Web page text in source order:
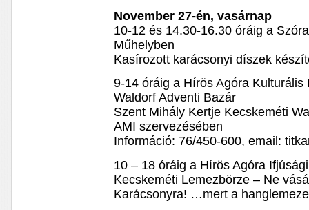
November 27-én, vasárnap
10-12 és 14.30-16.30 óráig a
Műhelyben
Kasírozott karácsonyi díszek
9-14 óráig a Hírös Agóra Kulturális
Waldorf Adventi Bazár
Szent Mihály Kertje Kecskeméti
AMI szervezésében
Információ: 76/450-600, email:
10 – 18 óráig a Hírös Agóra
Kecskeméti Lemezbörze – Ne
Karácsonyra! …mert a